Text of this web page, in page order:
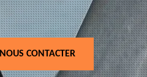
NOUS CONTACTER